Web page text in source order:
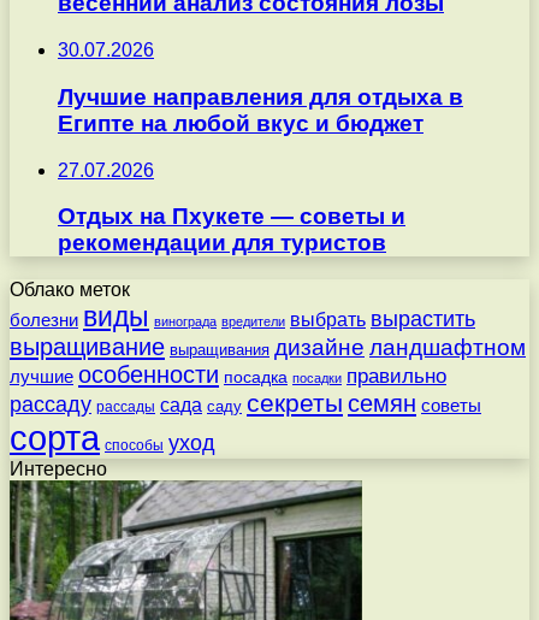
30.07.2026
Лучшие направления для отдыха в
Египте на любой вкус и бюджет
27.07.2026
Отдых на Пхукете — советы и
рекомендации для туристов
Облако меток
болезни виды винограда вредители выбрать вырастить
выращивание выращивания дизайне ландшафтном
лучшие особенности посадка посадки правильно
рассаду рассады сада саду секреты семян советы
сорта способы уход
Интересно